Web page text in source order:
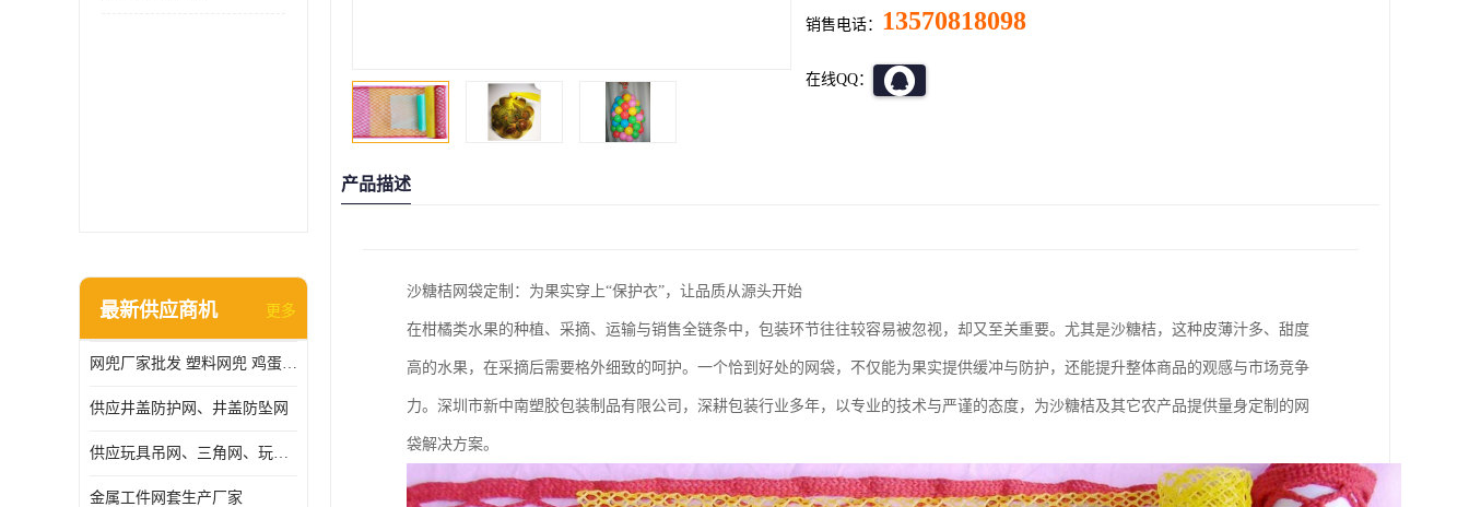
最新供应商机 更多
网兜厂家批发 塑料网兜 鸡蛋网兜
供应井盖防护网、井盖防坠网
供应玩具吊网、三角网、玩具吊床
金属工件网套生产厂家
销售电话： 13570818098
在线QQ：
产品描述
沙糖桔网袋定制：为果实穿上“保护衣”，让品质从源头开始
在柑橘类水果的种植、采摘、运输与销售全链条中，包装环节往往较容易被忽视，却又至关重要。尤其是沙糖桔，这种皮薄汁多、甜度
高的水果，在采摘后需要格外细致的呵护。一个恰到好处的网袋，不仅能为果实提供缓冲与防护，还能提升整体商品的观感与市场竞争
力。深圳市新中南塑胶包装制品有限公司，深耕包装行业多年，以专业的技术与严谨的态度，为沙糖桔及其它农产品提供量身定制的网
袋解决方案。